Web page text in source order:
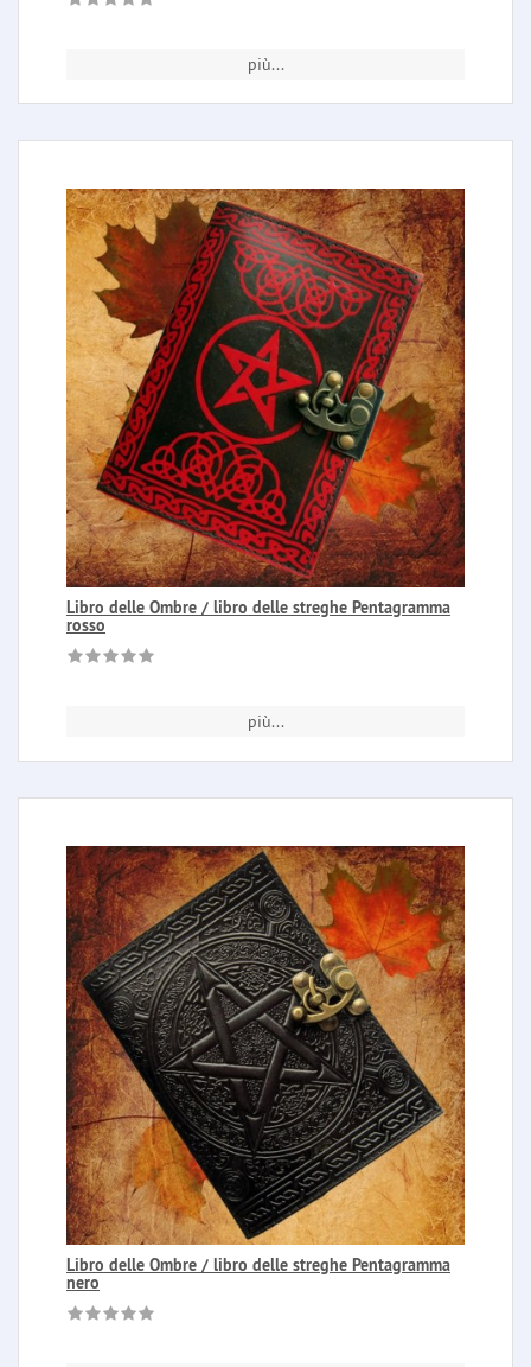
più...
Libro delle Ombre / libro delle streghe Pentagramma
rosso
più...
Libro delle Ombre / libro delle streghe Pentagramma
nero